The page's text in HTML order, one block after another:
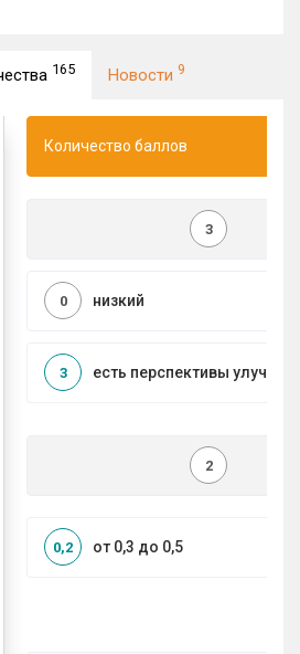
165 Новости 9
Количество баллов
3
низкий
0
есть перспективы
3
2
от 0,3 до 0,5
0,2